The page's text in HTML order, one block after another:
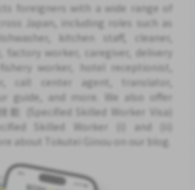
foreigners with a wide range of
Japan, including roles such as
kitchen staff, cleaner,
factory worker, caregiver, delivery
worker, hotel receptionist,
call center agent, translator,
guide, and more. We also offer
能 (Specified Skilled Worker Visa)
Skilled Worker (i) and (ii)
about Tokutei Ginou on our blog.